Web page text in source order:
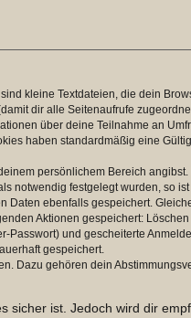
kleine Textdateien, die dein
dir alle Seitenaufrufe
über deine Teilnahme an
haben standardmäßig eine
persönlichem Bereich
notwendig festgelegt wurden, so
ebenfalls gespeichert.
Aktionen gespeichert:
und gescheiterte
gespeichert.
Dazu gehören dein
ist. Jedoch wird dir